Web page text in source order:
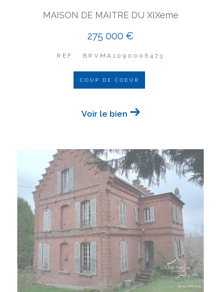
MAISON DE MAITRE DU XIXeme
275 000 €
REF : BRVMA1090006473
COUP DE COEUR
Voir le bien